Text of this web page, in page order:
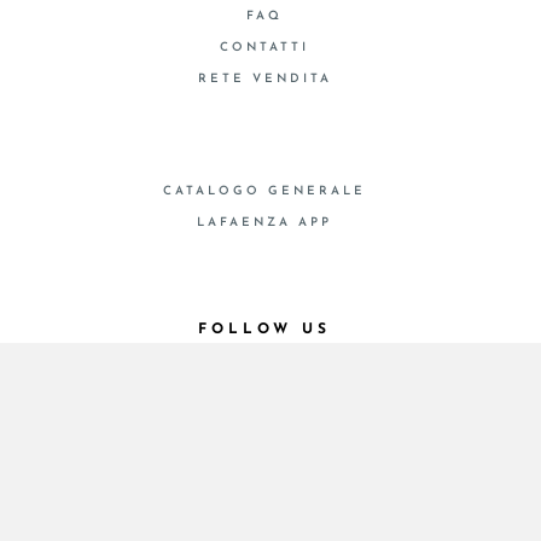
FAQ
CONTATTI
RETE VENDITA
CATALOGO GENERALE
LAFAENZA APP
FOLLOW US